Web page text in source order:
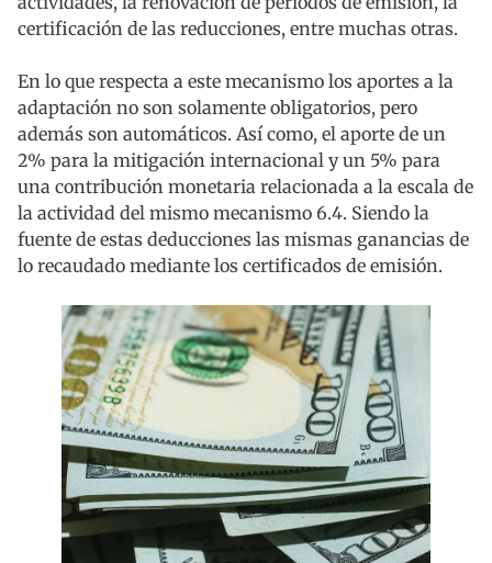
certificación de las reducciones, entre muchas otras.
En lo que respecta a este mecanismo los aportes a la
adaptación no son solamente obligatorios, pero
además son automáticos. Así como, el aporte de un
2% para la mitigación internacional y un 5% para
una contribución monetaria relacionada a la escala de
la actividad del mismo mecanismo 6.4. Siendo la
fuente de estas deducciones las mismas ganancias de
lo recaudado mediante los certificados de emisión.